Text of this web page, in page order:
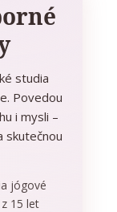
studia
Povedou
i mysli –
skutečnou
jógové
15 let